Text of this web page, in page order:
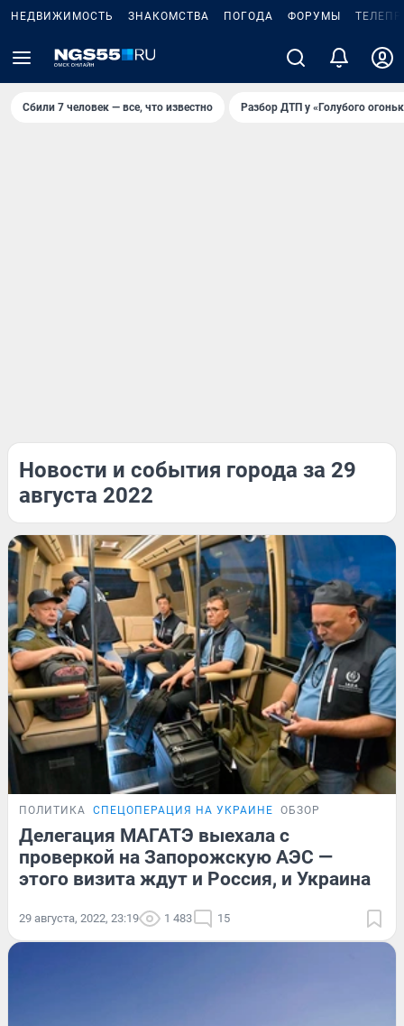
НЕДВИЖИМОСТЬ ЗНАКОМСТВА ПОГОДА ФОРУМЫ
Сбили 7 человек — все, что известно Разбор ДТП у «Голубого
Новости и события города за 29
августа 2022
ПОЛИТИКА СПЕЦОПЕРАЦИЯ НА УКРАИНЕ ОБЗОР
Делегация МАГАТЭ выехала с
проверкой на Запорожскую АЭС —
этого визита ждут и Россия, и Украина
29 августа, 2022, 23:19 1 483 15